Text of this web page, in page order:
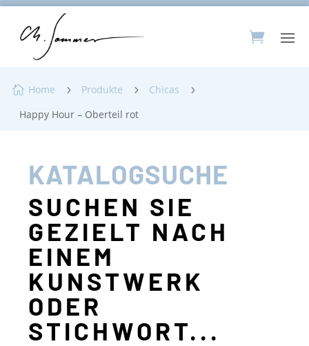
 Home 5 Produkte 5 Chicas 5
Happy Hour – Oberteil rot
KATALOGSUCHE
SUCHEN SIE
GEZIELT NACH
EINEM
KUNSTWERK
ODER
STICHWORT...